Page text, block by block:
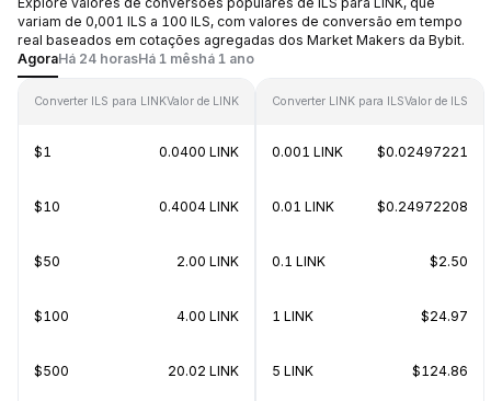
variam de 0,001 ILS a 100 ILS, com valores de conversão em tempo
real baseados em cotações agregadas dos Market Makers da Bybit.
AgoraHá 24 horasHá 1 mêshá 1 ano
Converter ILS para LINKValor de LINK
$1 0.0400 LINK
$10 0.4004 LINK
$50 2.00 LINK
$100 4.00 LINK
$500 20.02 LINK
Converter LINK para ILSValor de ILS
0.001 LINK $0.02497221
0.01 LINK $0.24972208
0.1 LINK $2.50
1 LINK $24.97
5 LINK $124.86